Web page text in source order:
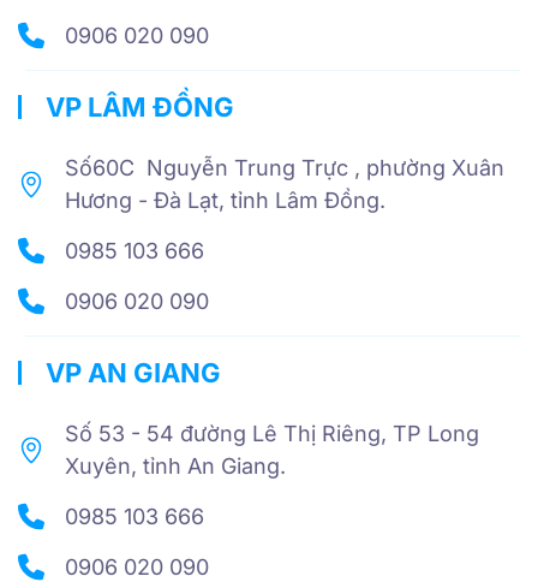
0906 020 090
VP LÂM ĐỒNG
Số60C Nguyễn Trung Trực , phường Xuân
Hương - Đà Lạt, tỉnh Lâm Đồng.
0985 103 666
0906 020 090
VP AN GIANG
Số 53 - 54 đường Lê Thị Riêng, TP Long
Xuyên, tỉnh An Giang.
0985 103 666
0906 020 090